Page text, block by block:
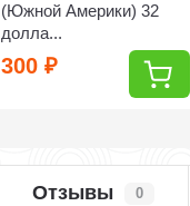
(Южной Америки) 32
долла...
300₽
Отзывы 0